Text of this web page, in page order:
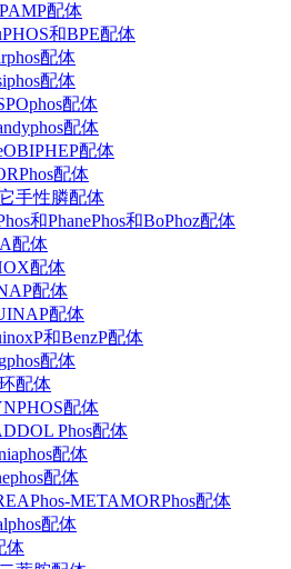
配体
和BPE配体
配体
配体
配体
配体
配体
配体
手性膦配体
和PhanePhos和BoPhoz配体
配体
配体
配体
配体
和BenzP配体
配体
配体
配体
Phos配体
配体
配体
METAMORPhos配体
配体
体